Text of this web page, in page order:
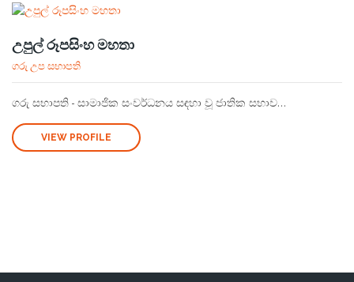
උපුල් රූපසිංහ මහතා
ගරු උප සභාපති
ගරු සභාපති - සාමාජික සංවර්ධනය සඳහා වූ ජාතික සභාව...
VIEW PROFILE